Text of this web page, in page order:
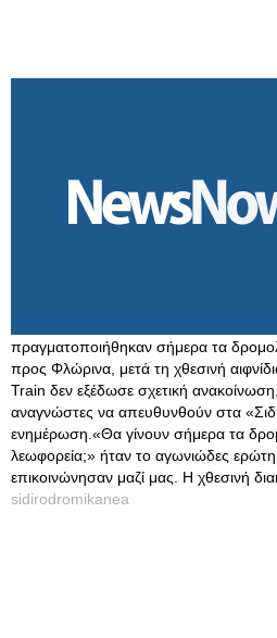
πραγματοποιήθηκαν σήμερα τα
προς Φλώρινα, μετά τη χθεσινή
Train δεν εξέδωσε σχετική
αναγνώστες να απευθυνθούν στα
ενημέρωση.«Θα γίνουν σήμερα τα
λεωφορεία;» ήταν το αγωνιώδες
επικοινώνησαν μαζί μας. Η χθεσινή
sidirodromikanea